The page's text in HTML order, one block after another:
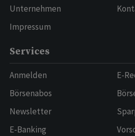
Unternehmen
Impressum
Services
Anmelden
Börsenabos
Newsletter
E-Banking
E-